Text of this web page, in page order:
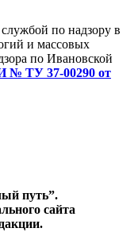
по надзору в
и массовых
по Ивановской
№ ТУ 37-00290 от
путь”.
сайта